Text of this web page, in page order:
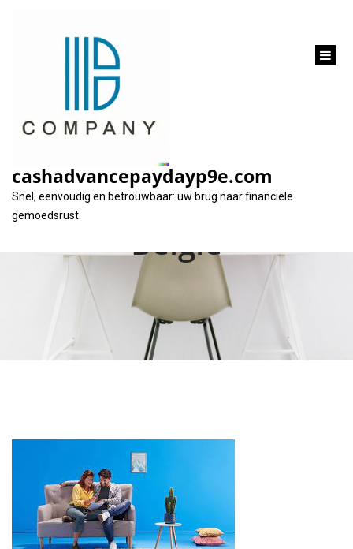
cashadvancepaydayp9e.com
Snel, eenvoudig en betrouwbaar: uw brug naar financiële
gemoedsrust.
Financiële steun en
persoonlijke relaties:
Lenen bij familie in
België